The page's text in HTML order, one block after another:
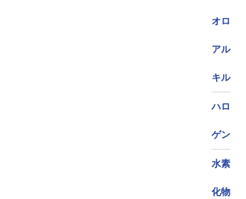
オロ
アル
キル
ハロ
ゲン
水素
化物